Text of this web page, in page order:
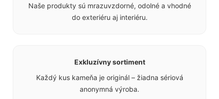
Naše produkty sú mrazuvzdorné, odolné a vhodné
do exteriéru aj interiéru.
Exkluzívny sortiment
Každý kus kameňa je originál – žiadna sériová
anonymná výroba.